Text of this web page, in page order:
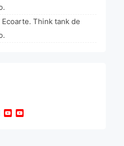
Think tank de
TwitterYouTube